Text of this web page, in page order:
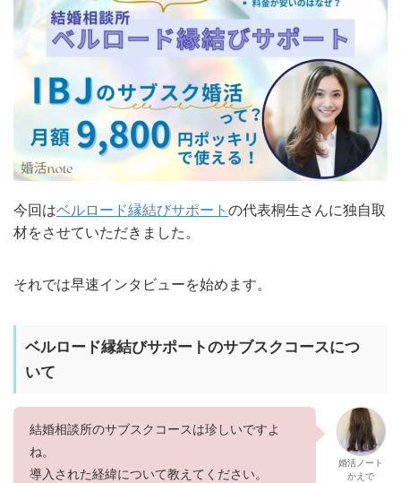
今回はベルロード縁結びサポート の代表桐生さんに独自取
材をさせていただきました。
それでは早速インタビューを始めます。
ベルロード縁結びサポートのサブスクコースにつ
いて
結婚相談所のサブスクコースは珍しいですよ
ね。
導入された経緯について教えてください。
婚活ノート
かえで